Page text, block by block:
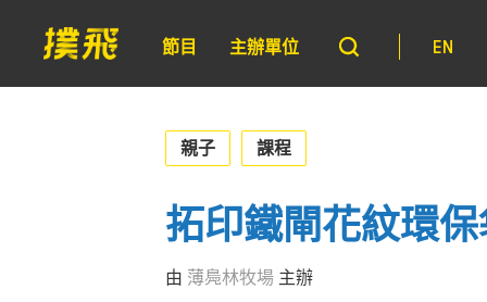
節目 主辦單位 EN
親子 課程
拓印鐵閘花紋環
由 薄鳧林牧場 主辦